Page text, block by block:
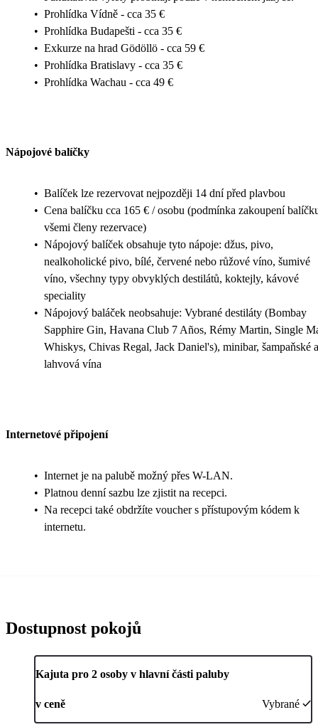
• Prohlídka Vídně - cca 35 €
• Prohlídka Budapešti - cca 35 €
• Exkurze na hrad Gödöllö - cca 59 €
• Prohlídka Bratislavy - cca 35 €
• Prohlídka Wachau - cca 49 €
Nápojové balíčky
• Balíček lze rezervovat nejpozději 14 dní před plavbou
• Cena balíčku cca 165 € / osobu (podmínka zakoupení
všemi členy rezervace)
• Nápojový balíček obsahuje tyto nápoje: džus, pivo,
nealkoholické pivo, bílé, červené nebo růžové víno, šumivé
víno, všechny typy obvyklých destilátů, koktejly, kávové
speciality
• Nápojový baláček neobsahuje: Vybrané destiláty (Bombay
Sapphire Gin, Havana Club 7 Años, Rémy Martin, Single
Whiskys, Chivas Regal, Jack Daniel's), minibar, šampaňské a
lahvová vína
Internetové připojení
• Internet je na palubě možný přes W-LAN.
• Platnou denní sazbu lze zjistit na recepci.
• Na recepci také obdržíte voucher s přístupovým kódem k
internetu.
Dostupnost pokojů
Kajuta pro 2 osoby v hlavní části paluby
v ceně Vybrané